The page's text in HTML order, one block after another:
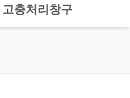
고충처리창구